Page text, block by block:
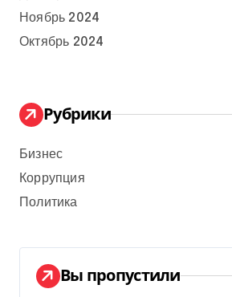
Ноябрь 2024
Октябрь 2024
Рубрики
Бизнес
Коррупция
Политика
Вы пропустили